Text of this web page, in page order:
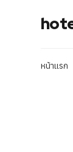
หน้าแรก